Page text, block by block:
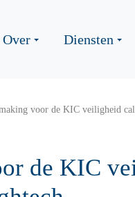
Over Diensten
voor de KIC veiligheid
de KIC